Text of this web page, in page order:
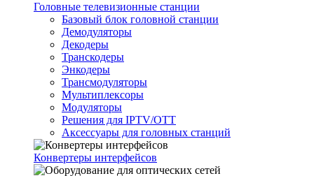
Головные телевизионные станции
Базовый блок головной станции
Демодуляторы
Декодеры
Транскодеры
Энкодеры
Трансмодуляторы
Мультиплексоры
Модуляторы
Решения для IPTV/OTT
Аксессуары для головных станций
Конвертеры интерфейсов